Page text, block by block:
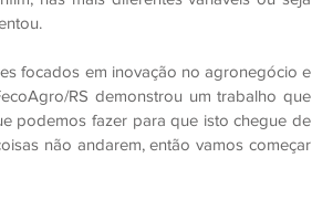
focados em inovação no agronegócio e
RS demonstrou um trabalho que
podemos fazer para que isto chegue de
não andarem, então vamos começar